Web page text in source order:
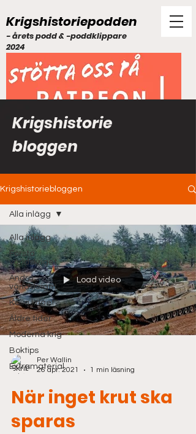
Krigshistoriepodden
- årets podd & -poddklippare
2024
Krigshistorie
bloggen
Krigshistoriebloggen
Alla inlägg
Första
världskriget
Andra
världskriget
Kalla kriget
Äldre tider
Moderna krig
Boktips
Extramaterial
Alla inlägg
Load video
Per Wallin
26 apr. 2021
1 min läsning
När inget krut ska
sparas